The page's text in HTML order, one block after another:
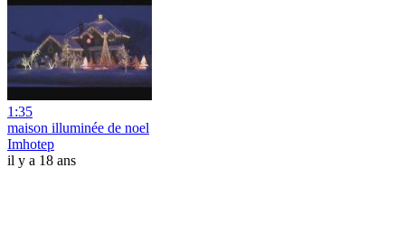
1:35
maison illuminée de noel
Imhotep
il y a 18 ans